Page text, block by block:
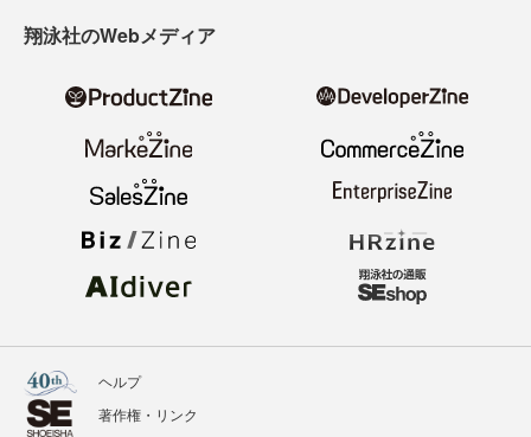
翔泳社のWebメディア
ヘルプ
著作権・リンク